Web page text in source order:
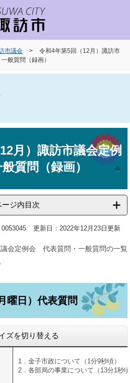
市議会 >
令和4年第5回（12月）諏訪市
般質問（録画）
月）諏訪市議会定例
質問（録画）
ージ内目次
更新日：2022年12月23日更新
会定例会 代表質問・一般質問の一覧
曜日）代表質問
ズを切り替える
1．金子市政について（1分9秒頃）
2．各部局の事業について（13分1秒